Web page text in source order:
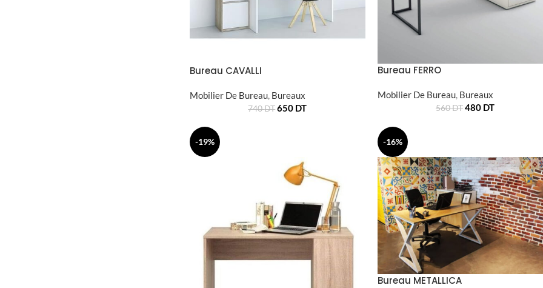
Bureau CAVALLI
Mobilier De Bureau, Bureaux
740DT 650 DT
Bureau FERRO
Mobilier De Bureau, Bureaux
560DT480 DT
-19% -16%
Bureau METALLICA